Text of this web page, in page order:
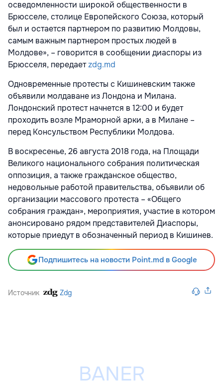
осведомленности широкой общественности в
Брюсселе, столице Европейского Союза, который
был и остается партнером по развитию Молдовы,
самым важным партнером простых людей в
Молдове», – говорится в сообщении диаспоры из
Брюсселя, передаетzdg.md
Одновременные протесты с Кишиневским также
объявили молдаване из Лондона и Милана.
Лондонский протест начнется в 12:00 и будет
проходить возле Мраморной арки, а в Милане –
перед Консульством Республики Молдова.
В воскресенье, 26 августа 2018 года, на Площади
Великого национального собрания политическая
оппозиция, а также гражданское общество,
недовольные работой правительства, объявили об
организации массового протеста – «Общего
собрания граждан», мероприятия, участие в котором
анонсировано рядом представителей Диаспоры,
которые приедут в обозначенный период в Кишинев.
Подпишитесь на новости Point.md в Google
Источник Zdg